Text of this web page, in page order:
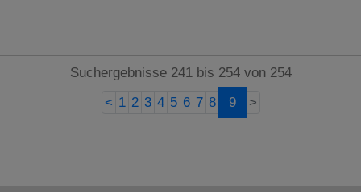
Suchergebnisse 241 bis 254 von 254
< 1 2 3 4 5 6 7 8 9 >